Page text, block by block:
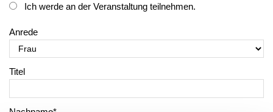
Ich werde an der Veranstaltung teilnehmen.
Anrede
Titel